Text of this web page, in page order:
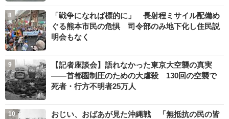
「戦争になれば標的に」 長射程ミサイル配備め
ぐる熊本市民の危惧 司令部のみ地下化し住民説
明会もなく
【記者座談会】語れなかった東京大空襲の真実
――首都圏制圧のための大虐殺 130回の空襲で
死者・行方不明者25万人
おじい、おばあが見た沖縄戦 「無抵抗の民の皆